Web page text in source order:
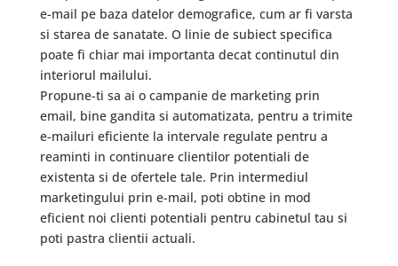
e-mail pe baza datelor demografice, cum ar fi varsta
si starea de sanatate. O linie de subiect specifica
poate fi chiar mai importanta decat continutul din
interiorul mailului.
Propune-ti sa ai o campanie de marketing prin
email, bine gandita si automatizata, pentru a trimite
e-mailuri eficiente la intervale regulate pentru a
reaminti in continuare clientilor potentiali de
existenta si de ofertele tale. Prin intermediul
marketingului prin e-mail, poti obtine in mod
eficient noi clienti potentiali pentru cabinetul tau si
poti pastra clientii actuali.